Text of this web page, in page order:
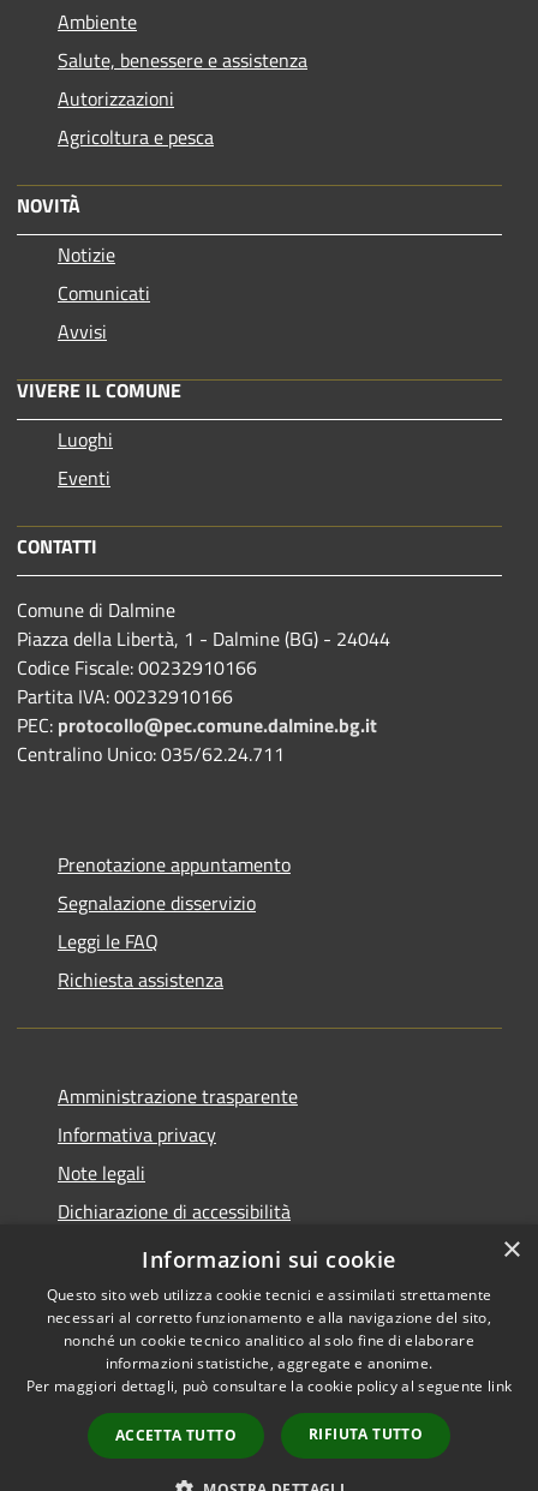
Ambiente
Salute, benessere e assistenza
Autorizzazioni
Agricoltura e pesca
NOVITÀ
Notizie
Comunicati
Avvisi
VIVERE IL COMUNE
Luoghi
Eventi
CONTATTI
Comune di Dalmine
Piazza della Libertà, 1 - Dalmine (BG) - 24044
Codice Fiscale: 00232910166
Partita IVA: 00232910166
PEC: protocollo@pec.comune.dalmine.bg.it
Centralino Unico: 035/62.24.711
Prenotazione appuntamento
Segnalazione disservizio
Leggi le FAQ
Richiesta assistenza
Amministrazione trasparente
Informativa privacy
Note legali
Dichiarazione di accessibilità
Piano di miglioramento del sito
Accessibilità
Copyright © 2026 • Comune di
Dalmine • Powered by
Municipium•
Accesso
redazione
×
Informazioni sui cookie
Questo sito web utilizza cookie tecnici e assimilati strettamente
necessari al corretto funzionamento e alla navigazione del sito,
nonché un cookie tecnico analitico al solo fine di elaborare
informazioni statistiche, aggregate e anonime.
Per maggiori dettagli, può consultare la cookie policy al seguente link
ACCETTA TUTTO RIFIUTA TUTTO